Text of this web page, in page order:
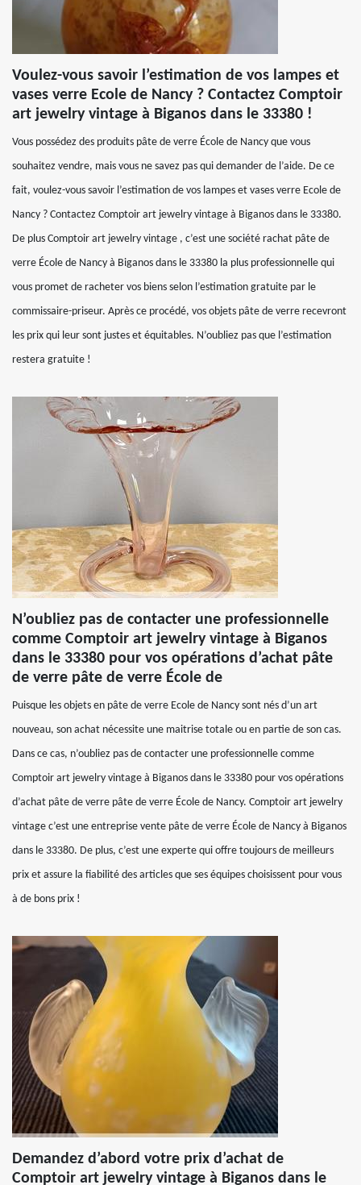
Voulez-vous savoir l’estimation de vos lampes et
vases verre Ecole de Nancy ? Contactez Comptoir
art jewelry vintage à Biganos dans le 33380 !
Vous possédez des produits pâte de verre École de Nancy que vous
souhaitez vendre, mais vous ne savez pas qui demander de l’aide. De ce
fait, voulez-vous savoir l’estimation de vos lampes et vases verre Ecole de
Nancy ? Contactez Comptoir art jewelry vintage à Biganos dans le 33380.
De plus Comptoir art jewelry vintage , c’est une société rachat pâte de
verre École de Nancy à Biganos dans le 33380 la plus professionnelle qui
vous promet de racheter vos biens selon l’estimation gratuite par le
commissaire-priseur. Après ce procédé, vos objets pâte de verre recevront
les prix qui leur sont justes et équitables. N’oubliez pas que l’estimation
restera gratuite !
N’oubliez pas de contacter une professionnelle
comme Comptoir art jewelry vintage à Biganos
dans le 33380 pour vos opérations d’achat pâte
de verre pâte de verre École de
Puisque les objets en pâte de verre Ecole de Nancy sont nés d’un art
nouveau, son achat nécessite une maitrise totale ou en partie de son cas.
Dans ce cas, n’oubliez pas de contacter une professionnelle comme
Comptoir art jewelry vintage à Biganos dans le 33380 pour vos opérations
d’achat pâte de verre pâte de verre École de Nancy. Comptoir art jewelry
vintage c’est une entreprise vente pâte de verre École de Nancy à Biganos
dans le 33380. De plus, c’est une experte qui offre toujours de meilleurs
prix et assure la fiabilité des articles que ses équipes choisissent pour vous
à de bons prix !
Demandez d’abord votre prix d’achat de
Comptoir art jewelry vintage à Biganos dans le